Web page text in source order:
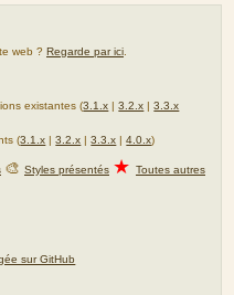
web ? Regarde par ici
existantes (3.1.x |3.2.x |3.3.x
(3.1.x |3.2.x |3.3.x |4.0.x)
🎨 Styles présentés ★ Toutes autres
sur GitHub